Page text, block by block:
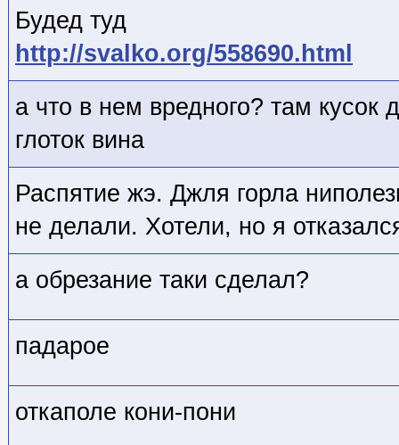
Будед туд
http://svalko.org/558690.html
а что в нем вредного? там кусок
глоток вина
Распятие жэ. Джля горла
не делали. Хотели, но я
а обрезание таки сделал?
падарое
откаполе кони-пони